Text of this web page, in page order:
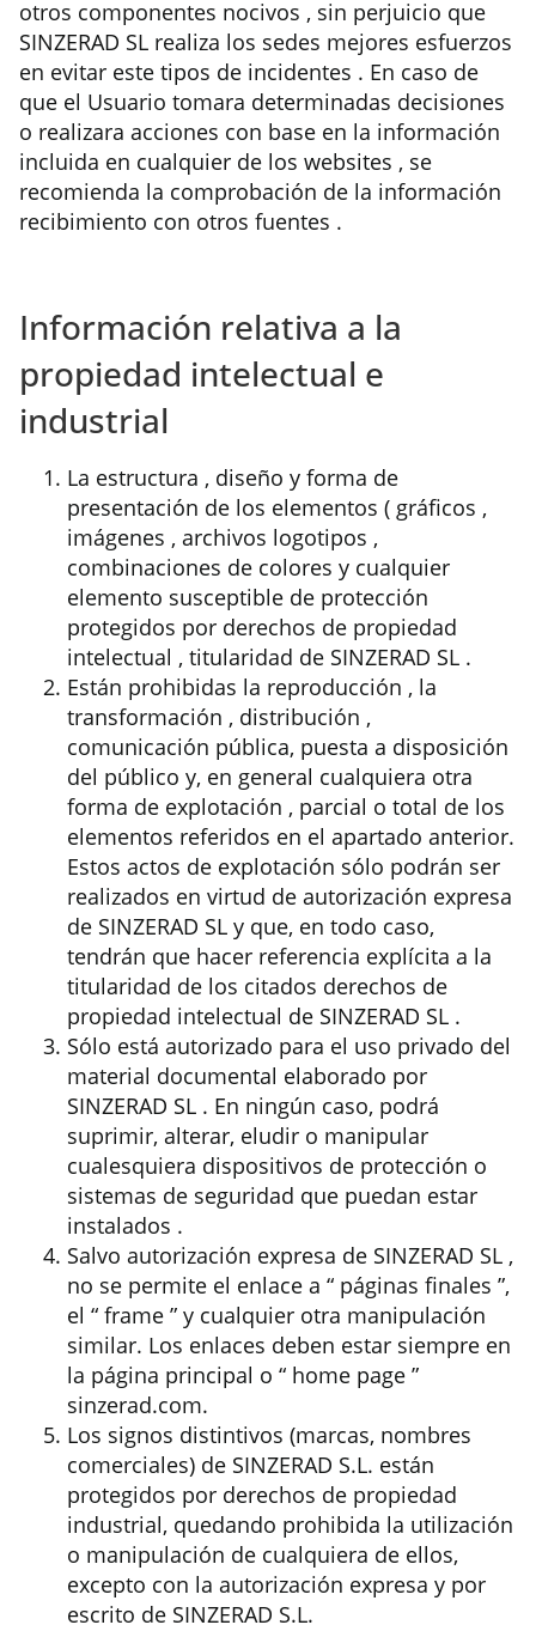
otros componentes nocivos , sin perjuicio que
SINZERAD SL realiza los sedes mejores esfuerzos
en evitar este tipos de incidentes . En caso de
que el Usuario tomara determinadas decisiones
o realizara acciones con base en la información
incluida en cualquier de los websites , se
recomienda la comprobación de la información
recibimiento con otros fuentes .
Información relativa a la
propiedad intelectual e
industrial
La estructura , diseño y forma de
presentación de los elementos ( gráficos ,
imágenes , archivos logotipos ,
combinaciones de colores y cualquier
elemento susceptible de protección
protegidos por derechos de propiedad
intelectual , titularidad de SINZERAD SL .
Están prohibidas la reproducción , la
transformación , distribución ,
comunicación pública, puesta a disposición
del público y, en general cualquiera otra
forma de explotación , parcial o total de los
elementos referidos en el apartado anterior.
Estos actos de explotación sólo podrán ser
realizados en virtud de autorización expresa
de SINZERAD SL y que, en todo caso,
tendrán que hacer referencia explícita a la
titularidad de los citados derechos de
propiedad intelectual de SINZERAD SL .
Sólo está autorizado para el uso privado del
material documental elaborado por
SINZERAD SL . En ningún caso, podrá
suprimir, alterar, eludir o manipular
cualesquiera dispositivos de protección o
sistemas de seguridad que puedan estar
instalados .
Salvo autorización expresa de SINZERAD SL ,
no se permite el enlace a “ páginas finales ”,
el “ frame ” y cualquier otra manipulación
similar. Los enlaces deben estar siempre en
la página principal o “ home page ”
sinzerad.com.
Los signos distintivos (marcas, nombres
comerciales) de SINZERAD S.L. están
protegidos por derechos de propiedad
industrial, quedando prohibida la utilización
o manipulación de cualquiera de ellos,
excepto con la autorización expresa y por
escrito de SINZERAD S.L.